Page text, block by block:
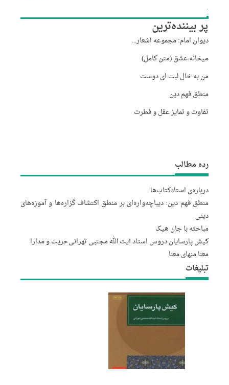
.
پر بیننده‌ترین
دیوان امام: مجموعه اشعار...
میخانه عشق (متن کامل)
من به خال لبت ای دوست
منطق فهم دین
تفاوت و تمایز عقل و فطرت
رده مطالب
درباره‌‌ی استادکتاب‌ها
منطق فهم دین: دیباچه‌واره‌ای بر منطق اکتشاف گزاره‌ها و آموزه‌های
دینی
مباحثه با جان هیک
کیش پارسایان دروس استاد آیت الله مجتبى تهرانىحریت و مدارا
معنا منهای معنا
تبلیغات